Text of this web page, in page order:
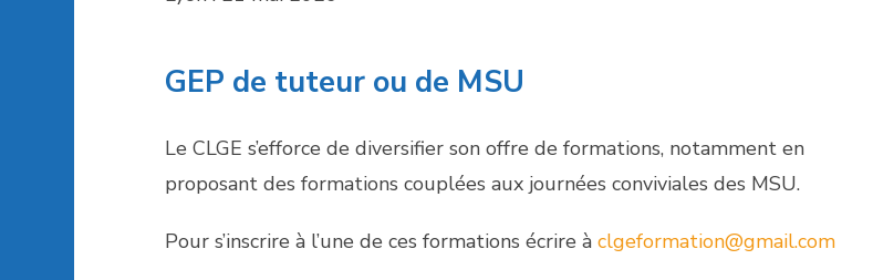
GEP de tuteur ou de MSU
Le CLGE s’efforce de diversifier son offre de formations, notamment en
proposant des formations couplées aux journées conviviales des MSU.
Pour s’inscrire à l’une de ces formations écrire à clgeformation@gmail.com